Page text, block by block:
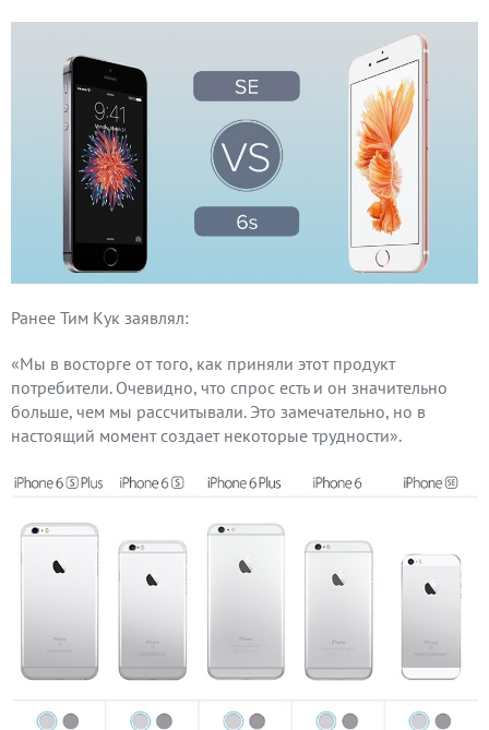
Ранее Тим Кук заявлял:
«Мы в восторге от того, как приняли этот продукт
потребители. Очевидно, что спрос есть и он значительно
больше, чем мы рассчитывали. Это замечательно, но в
настоящий момент создает некоторые трудности».